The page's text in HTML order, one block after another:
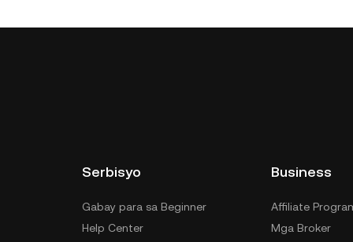
Serbisyo
Gabay para sa Beginner
Help Center
Business
Affiliate
Mga Broker